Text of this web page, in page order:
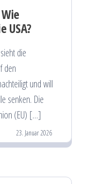
USA?
die
den
und will
senken. Die
(EU) […]
23. Januar 2026